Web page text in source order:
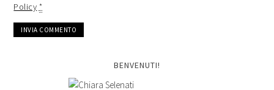
Policy *
BENVENUTI!